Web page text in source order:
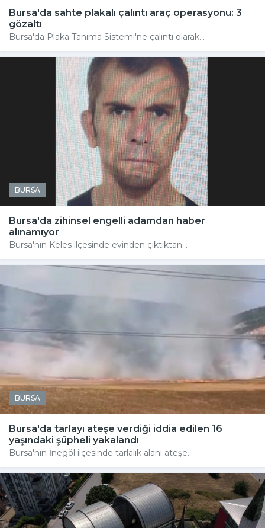
Bursa'da sahte plakalı çalıntı araç operasyonu: 3
gözaltı
Bursa'da Plaka Tanıma Sistemi'ne çalıntı olarak...
BURSA
Bursa'da zihinsel engelli adamdan haber
alınamıyor
Bursa'nın Keles ilçesinde evinden çıktıktan...
BURSA
Bursa'da tarlayı ateşe verdiği iddia edilen 16
yaşındaki şüpheli yakalandı
Bursa'nın İnegöl ilçesinde tarlalık alanı ateşe...